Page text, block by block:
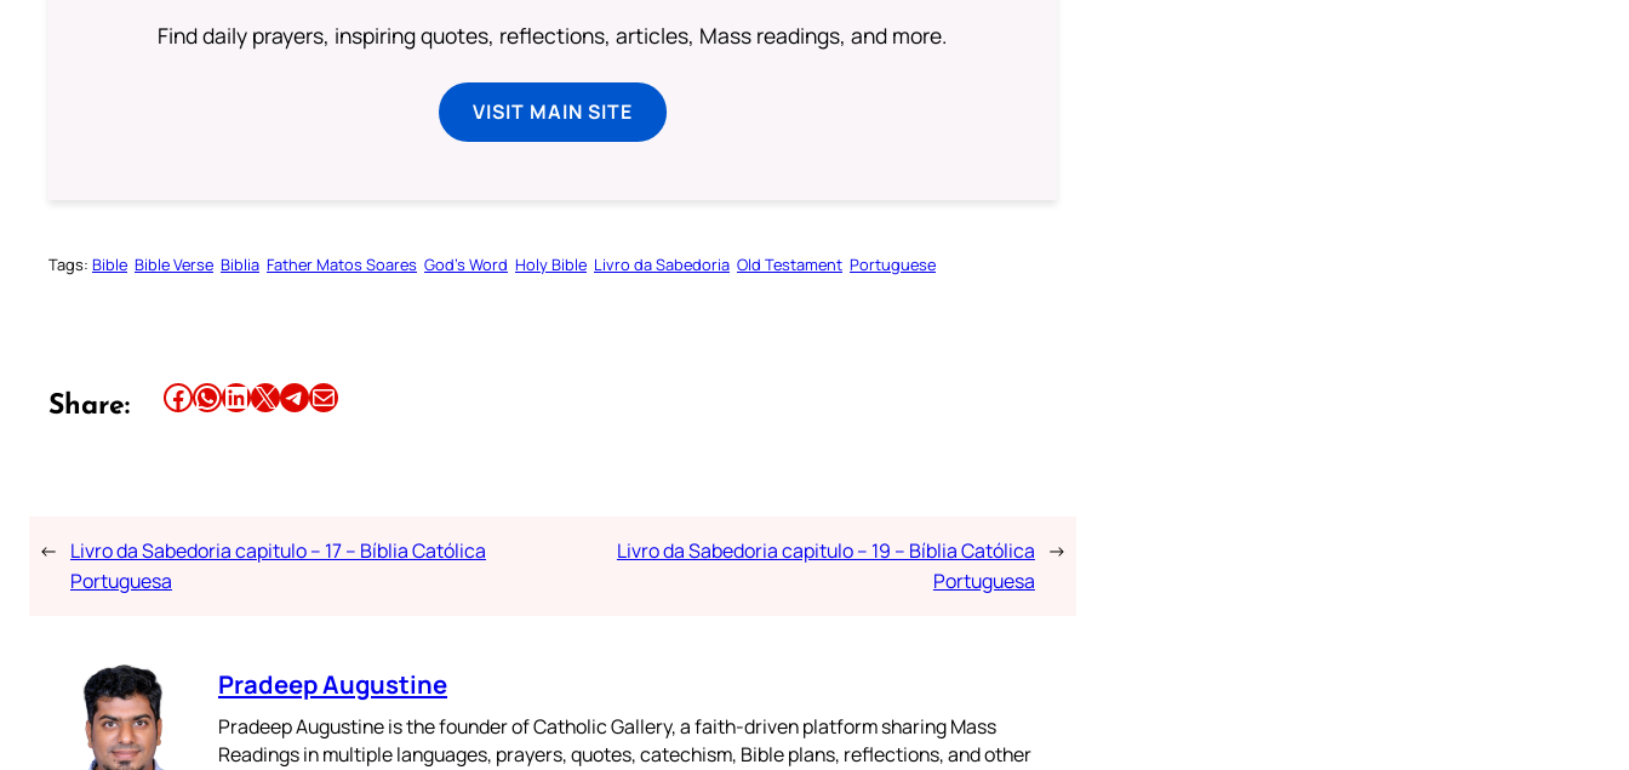
Find daily prayers, inspiring quotes, reflections, articles, Mass readings, and more.
VISIT MAIN SITE
Tags: Bible Bible Verse Biblia Father Matos Soares God’s Word Holy Bible Livro da Sabedoria Old Testament Portuguese
Share: Share this article on Facebook Share this article on WhatsApp Share this article on LinkedIn Share this article on X Share this article on TelegramEmail this Article
← Livro da Sabedoria capitulo – 17 – Bíblia Católica
Portuguesa
Livro da Sabedoria capitulo – 19 – Bíblia Católica
Portuguesa
→
Pradeep Augustine
Pradeep Augustine is the founder of Catholic Gallery, a faith-driven platform sharing Mass
Readings in multiple languages, prayers, quotes, catechism, Bible plans, reflections, and other